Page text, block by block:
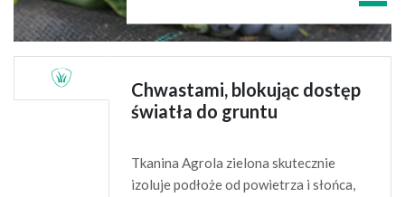
Chwastami, blokując dostęp
światła do gruntu
Tkanina Agrola zielona skutecznie
izoluje podłoże od powietrza i słońca,